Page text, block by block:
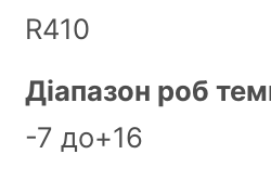
R410
Діапазон роб
-7 до+16